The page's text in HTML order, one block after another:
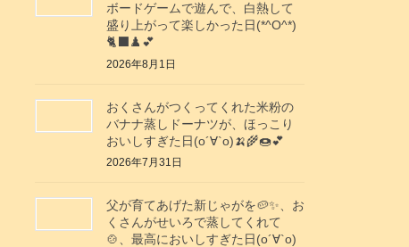
ボードゲームで遊んで、白熱して
盛り上がって楽しかった日(*^O^*)
🐈‍⬛♟️💕
2026年8月1日
おくさんがつくってくれた米粉の
バナナ蒸しドーナツが、ほっこり
おいしすぎた日(о´∀`о)🍌🌾🍩💕
2026年7月31日
父が育てあげた新じゃがを🥔✨️、お
くさんがせいろで蒸してくれて
🍲、最高においしすぎた日(о´∀`о)